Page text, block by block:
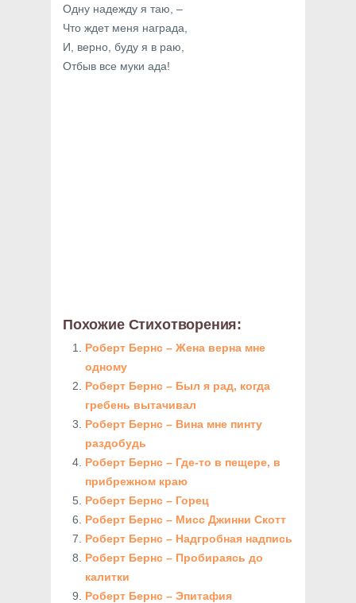
Одну надежду я таю, –
Что ждет меня награда,
И, верно, буду я в раю,
Отбыв все муки ада!
Похожие Стихотворения:
Роберт Бернс – Жена верна мне
одному
Роберт Бернс – Был я рад, когда
гребень вытачивал
Роберт Бернс – Вина мне пинту
раздобудь
Роберт Бернс – Где-то в пещере, в
прибрежном краю
Роберт Бернс – Горец
Роберт Бернс – Мисс Джинни Скотт
Роберт Бернс – Надгробная надпись
Роберт Бернс – Пробираясь до
калитки
Роберт Бернс – Эпитафия